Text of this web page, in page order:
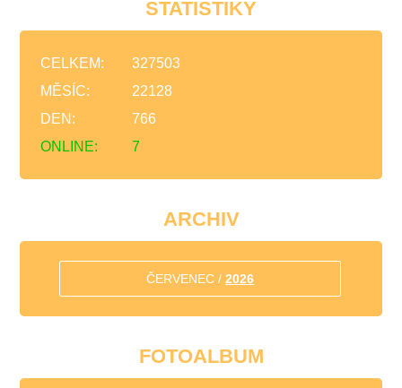
STATISTIKY
ONLINE: 7
CELKEM:
327503
MĚSÍC:
22128
DEN:
766
ARCHIV
ČERVENEC /2026
FOTOALBUM